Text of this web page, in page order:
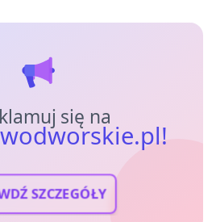
się na
SZCZEGÓŁY